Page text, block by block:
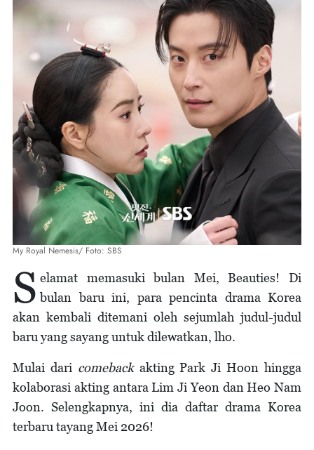
My Royal Nemesis/ Foto: SBS
S elamat memasuki bulan Mei, Beauties! Di
bulan baru ini, para pencinta drama Korea
akan kembali ditemani oleh sejumlah judul-judul
baru yang sayang untuk dilewatkan, lho.
Mulai dari comebackakting Park Ji Hoon hingga
kolaborasi akting antara Lim Ji Yeon dan Heo Nam
Joon. Selengkapnya, ini dia daftar drama Korea
terbaru tayang Mei 2026!